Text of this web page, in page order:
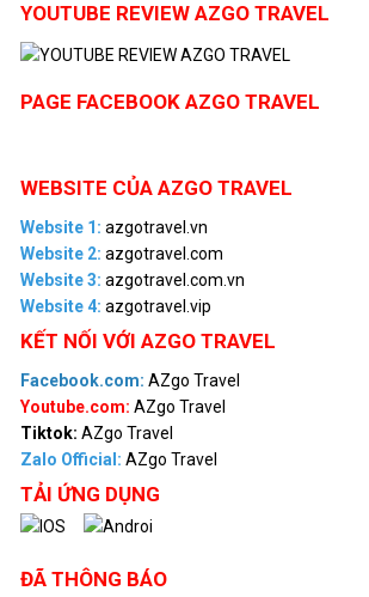
YOUTUBE REVIEW AZGO TRAVEL
PAGE FACEBOOK AZGO TRAVEL
WEBSITE CỦA AZGO TRAVEL
Website 1: azgotravel.vn
Website 2: azgotravel.com
Website 3: azgotravel.com.vn
Website 4: azgotravel.vip
KẾT NỐI VỚI AZGO TRAVEL
Facebook.com: AZgo Travel
Youtube.com: AZgo Travel
Tiktok: AZgo Travel
Zalo Official : AZgo Travel
TẢI ỨNG DỤNG
ĐÃ THÔNG BÁO